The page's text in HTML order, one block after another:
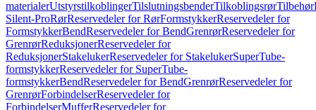
materialerUtstyrstilkoblingerTilslutningsbenderTilkoblingsrørTilbehør
Silent-ProRørReservedeler for RørFormstykkerReservedeler for
FormstykkerBendReservedeler for BendGrenrørReservedeler for
GrenrørReduksjonerReservedeler for
ReduksjonerStakelukerReservedeler for StakelukerSuperTube-
formstykkerReservedeler for SuperTube-
formstykkerBendReservedeler for BendGrenrørReservedeler for
GrenrørForbindelserReservedeler for
ForbindelserMufferReservedeler for